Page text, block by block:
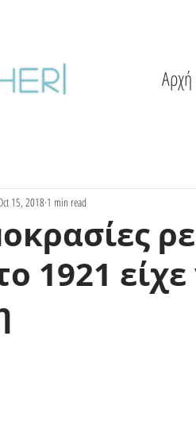
Αρχή
1921
15, 2018 1 min read